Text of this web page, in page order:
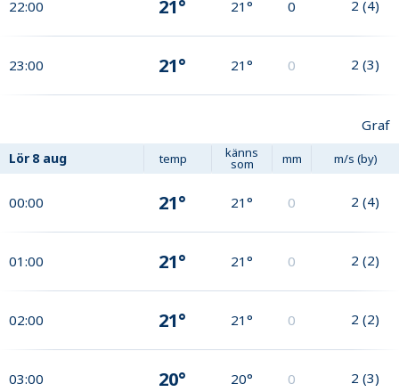
22:00 21° 21° 0 2 (4)
23:00 21° 21° 0 2 (3)
Graf
Lör 8 aug temp känns
som mm m/s (by)
00:00 21° 21° 0 2 (4)
01:00 21° 21° 0 2 (2)
02:00 21° 21° 0 2 (2)
03:00 20° 20° 0 2 (3)